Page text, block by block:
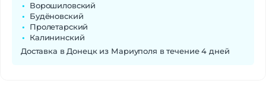
Ворошиловский
Будёновский
Пролетарский
Калининский
Доставка в Донецк из Мариуполя в течение 4 дней